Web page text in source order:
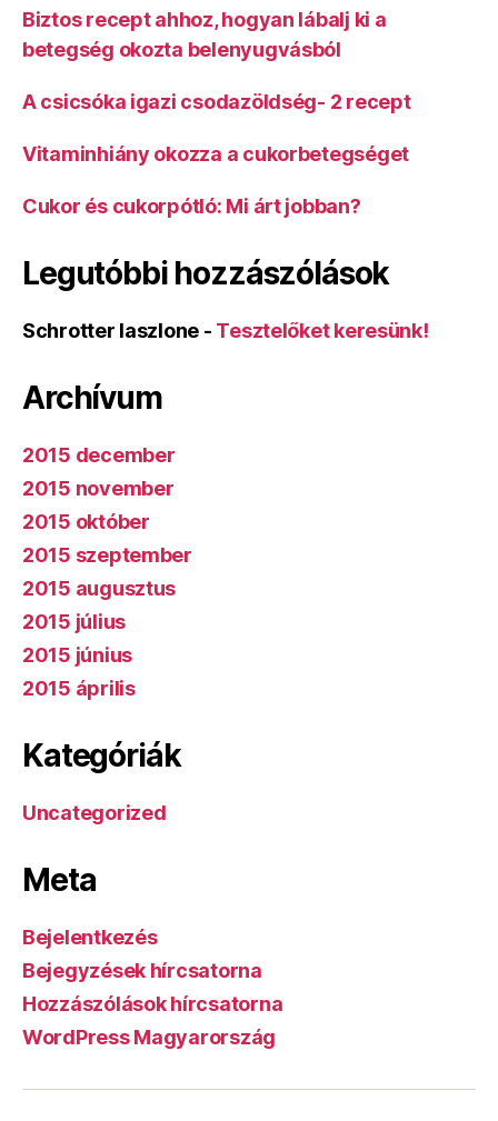
Biztos recept ahhoz, hogyan lábalj ki a
betegség okozta belenyugvásból
A csicsóka igazi csodazöldség- 2 recept
Vitaminhiány okozza a cukorbetegséget
Cukor és cukorpótló: Mi árt jobban?
Legutóbbi hozzászólások
Schrotter laszlone - Tesztelőket keresünk!
Archívum
2015 december
2015 november
2015 október
2015 szeptember
2015 augusztus
2015 július
2015 június
2015 április
Kategóriák
Uncategorized
Meta
Bejelentkezés
Bejegyzések hírcsatorna
Hozzászólások hírcsatorna
WordPress Magyarország